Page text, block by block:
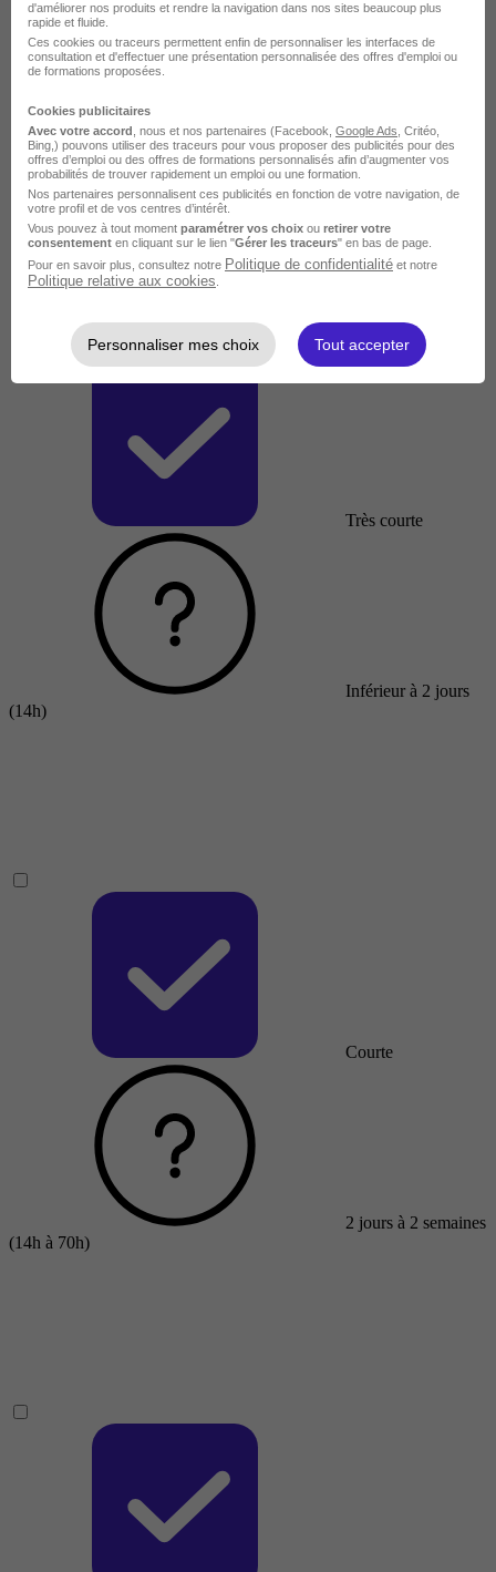
Très courte
Inférieur à 2 jours
(14h)
Courte
2 jours à 2 semaines
(14h à 70h)
d'améliorer nos produits et rendre la navigation dans nos sites beaucoup plus
rapide et fluide.
Ces cookies ou traceurs permettent enfin de personnaliser les interfaces de
consultation et d'effectuer une présentation personnalisée des offres d'emploi ou
de formations proposées.
Cookies publicitaires
Avec votre accord , nous et nos partenaires (Facebook, Google Ads , Critéo,
Bing,) pouvons utiliser des traceurs pour vous proposer des publicités pour des
offres d’emploi ou des offres de formations personnalisés afin d’augmenter vos
probabilités de trouver rapidement un emploi ou une formation.
Nos partenaires personnalisent ces publicités en fonction de votre navigation, de
votre profil et de vos centres d’intérêt.
Vous pouvez à tout moment paramétrer vos choix ou retirer votre
consentement en cliquant sur le lien "Gérer les traceurs" en bas de page.
Pour en savoir plus, consultez notre Politique de confidentialité et notre
Politique relative aux cookies
Personnaliser mes choix Tout accepter